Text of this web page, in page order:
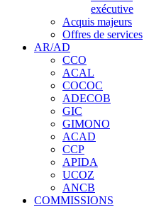
exécutive
Acquis majeurs
Offres de services
AR/AD
CCO
ACAL
COCOC
ADECOB
GIC
GIMONO
ACAD
CCP
APIDA
UCOZ
ANCB
COMMISSIONS